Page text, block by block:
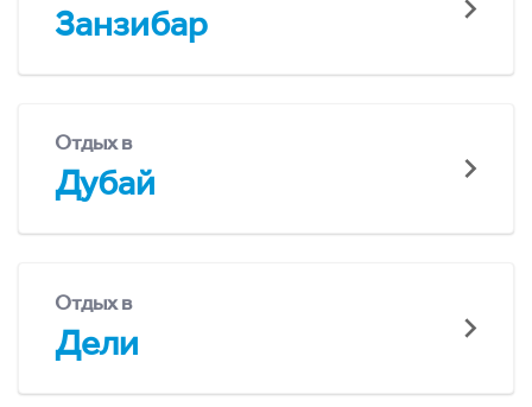
Занзибар
Отдых в
Дубай
Отдых в
Дели